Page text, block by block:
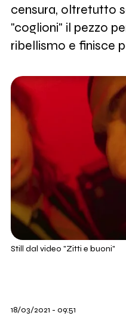
censura, oltretutto
"coglioni" il pezzo
ribellismo e finisce
Still dal video "Zitti e buoni"
18/03/2021 - 09:51